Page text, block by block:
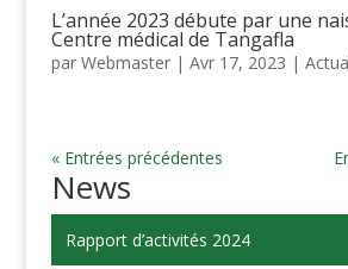
L’année 2023 débute par une
Centre médical de Tangafla
par Webmaster| Avr 17, 2023 |
« Entrées précédentes
News
Rapport d’activités 2024